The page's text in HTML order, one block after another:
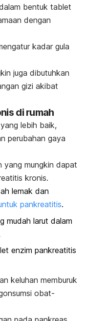
bentuk tablet
dengan
kadar gula
juga dibutuhkan
gizi akibat
di rumah
lebih baik,
perubahan gaya
yang mungkin dapat
kronis.
lemak dan
pankreatitis.
mudah larut dalam
enzim pankreatitis
keluhan memburuk
obat-